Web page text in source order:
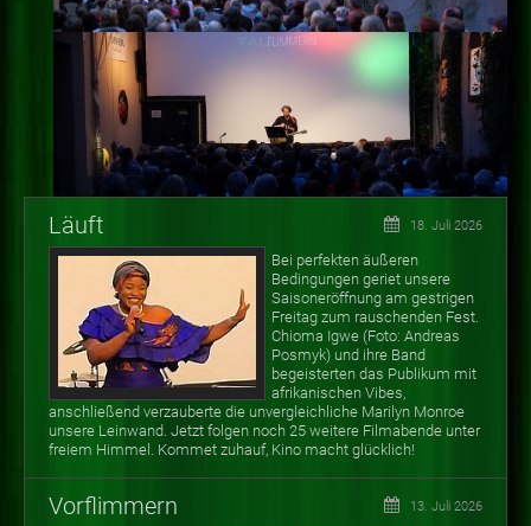
Läuft 18. Juli 2026
Bei perfekten äußeren
Bedingungen geriet unsere
Saisoneröffnung am gestrigen
Freitag zum rauschenden Fest.
Chioma Igwe (Foto: Andreas
Posmyk) und ihre Band
begeisterten das Publikum mit
afrikanischen Vibes,
anschließend verzauberte die unvergleichliche Marilyn Monroe
unsere Leinwand. Jetzt folgen noch 25 weitere Filmabende unter
freiem Himmel. Kommet zuhauf, Kino macht glücklich!
Vorflimmern 13. Juli 2026